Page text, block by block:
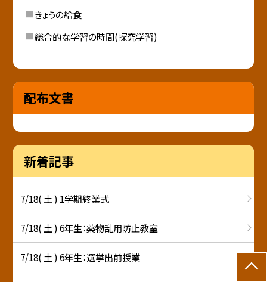
きょうの給食
総合的な学習の時間(探究学習)
配布文書
新着記事
7/18( 土 ) 1学期終業式
7/18( 土 ) 6年生：薬物乱用防止教室
7/18( 土 ) 6年生：選挙出前授業